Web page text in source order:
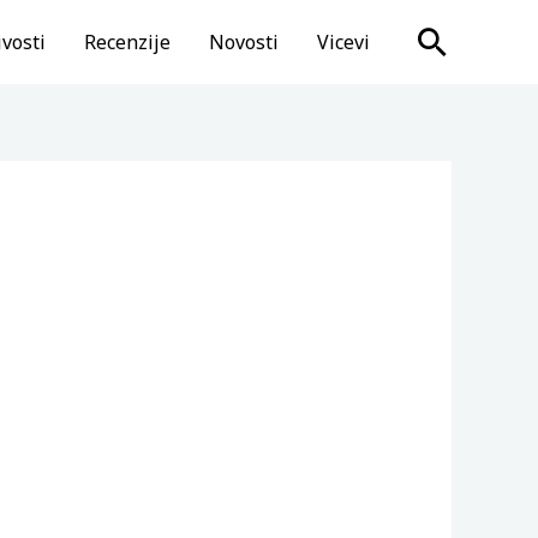
Recenzije Novosti Vicevi Search